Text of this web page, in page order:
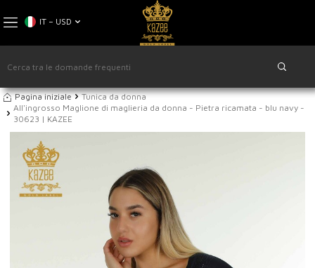
IT − USD
Pagina iniziale
Tunica da donna
All'ingrosso Maglione di maglieria da donna - Pietra ricamata - blu navy -
30623 | KAZEE